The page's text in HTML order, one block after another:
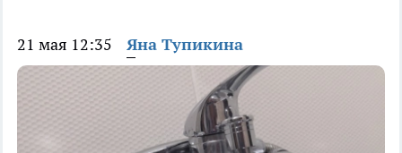
21 мая 12:35 Яна Тупикина